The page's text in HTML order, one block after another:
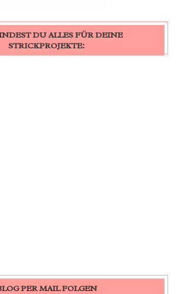
DU ALLES FÜR DEINE
STRICKPROJEKTE:
PER MAIL FOLGEN